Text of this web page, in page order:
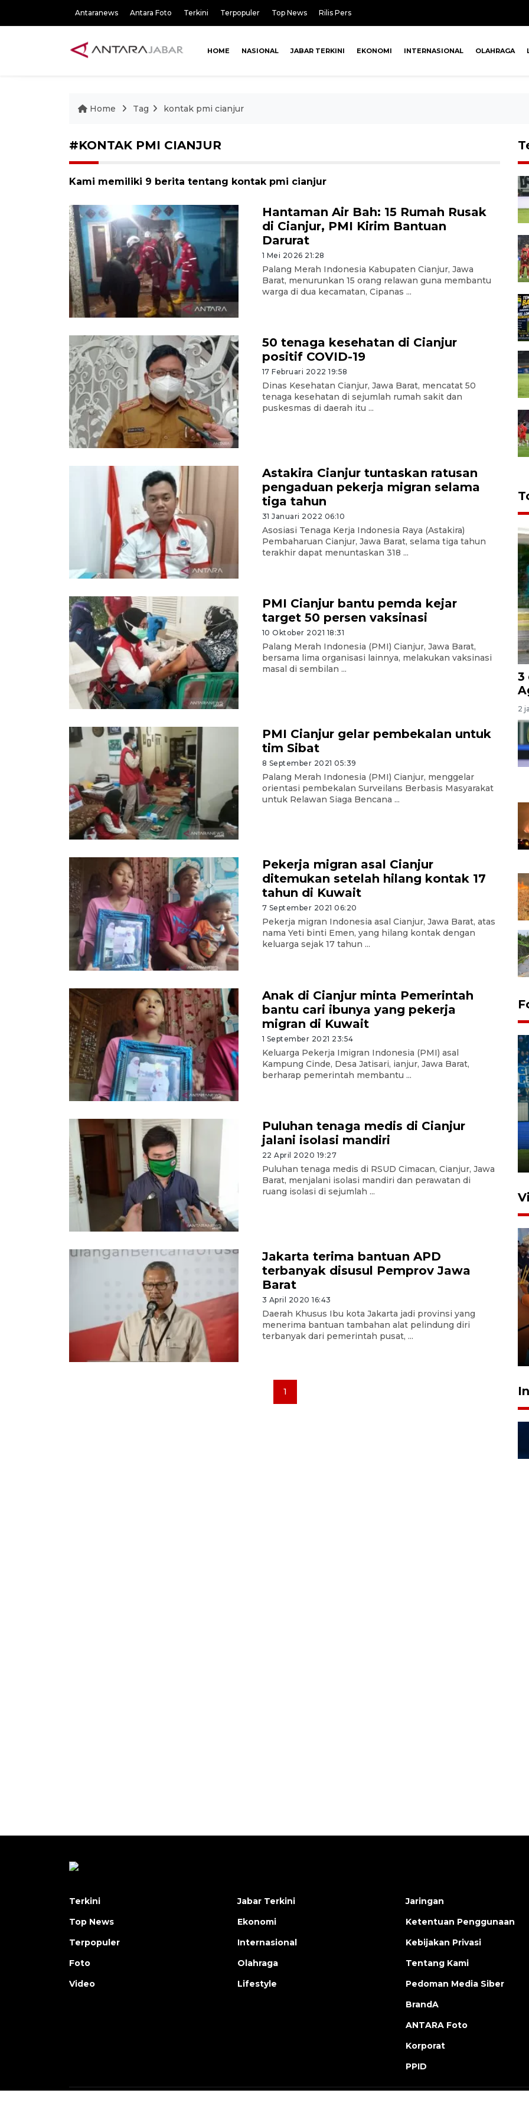
Antaranews Antara Foto Terkini Terpopuler Top News Rilis Pers
HOME NASIONAL JABAR TERKINI EKONOMI INTERNASIONAL OLAHRAGA
Home Tag kontak pmi cianjur
#KONTAK PMI CIANJUR
Kami memiliki 9 berita tentang kontak pmi cianjur
Hantaman Air Bah: 15 Rumah Rusak
di Cianjur, PMI Kirim Bantuan
Darurat
1 Mei 2026 21:28
Palang Merah Indonesia Kabupaten Cianjur, Jawa
Barat, menurunkan 15 orang relawan guna membantu
warga di dua kecamatan, Cipanas ...
50 tenaga kesehatan di Cianjur
positif COVID-19
17 Februari 2022 19:58
Dinas Kesehatan Cianjur, Jawa Barat, mencatat 50
tenaga kesehatan di sejumlah rumah sakit dan
puskesmas di daerah itu ...
Astakira Cianjur tuntaskan ratusan
pengaduan pekerja migran selama
tiga tahun
31 Januari 2022 06:10
Asosiasi Tenaga Kerja Indonesia Raya (Astakira)
Pembaharuan Cianjur, Jawa Barat, selama tiga tahun
terakhir dapat menuntaskan 318 ...
PMI Cianjur bantu pemda kejar
target 50 persen vaksinasi
10 Oktober 2021 18:31
Palang Merah Indonesia (PMI) Cianjur, Jawa Barat,
bersama lima organisasi lainnya, melakukan vaksinasi
masal di sembilan ...
PMI Cianjur gelar pembekalan untuk
tim Sibat
8 September 2021 05:39
Palang Merah Indonesia (PMI) Cianjur, menggelar
orientasi pembekalan Surveilans Berbasis Masyarakat
untuk Relawan Siaga Bencana ...
Pekerja migran asal Cianjur
ditemukan setelah hilang kontak 17
tahun di Kuwait
7 September 2021 06:20
Pekerja migran Indonesia asal Cianjur, Jawa Barat, atas
nama Yeti binti Emen, yang hilang kontak dengan
keluarga sejak 17 tahun ...
Anak di Cianjur minta Pemerintah
bantu cari ibunya yang pekerja
migran di Kuwait
1 September 2021 23:54
Keluarga Pekerja Imigran Indonesia (PMI) asal
Kampung Cinde, Desa Jatisari, ianjur, Jawa Barat,
berharap pemerintah membantu ...
Puluhan tenaga medis di Cianjur
jalani isolasi mandiri
22 April 2020 19:27
Puluhan tenaga medis di RSUD Cimacan, Cianjur, Jawa
Barat, menjalani isolasi mandiri dan perawatan di
ruang isolasi di sejumlah ...
Jakarta terima bantuan APD
terbanyak disusul Pemprov Jawa
Barat
3 April 2020 16:43
Daerah Khusus Ibu kota Jakarta jadi provinsi yang
menerima bantuan tambahan alat pelindung diri
terbanyak dari pemerintah pusat, ...
1
3
2
dan manajerial SPPI di
Balikpapan
31 Juli 2026 18:01
Taklukkan DPMM FC, Persib
amankan tiket semifinal Piala
Presiden
Terkini
Top News
Terpopuler
Foto
Video
Jabar Terkini
Ekonomi
Internasional
Olahraga
Lifestyle
Jaringan
Ketentuan Penggunaan
Kebijakan Privasi
Tentang Kami
Pedoman Media Siber
BrandA
ANTARA Foto
Korporat
PPID